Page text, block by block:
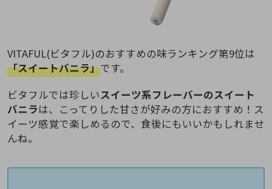
VITAFUL(ビタフル)のおすすめの味ランキング第9位は
「スイートバニラ」です。
ビタフルでは珍しいスイーツ系フレーバーのスイート
バニラは、こってりした甘さが好みの方におすすめ！ス
イーツ感覚で楽しめるので、食後にもいいかもしれませ
んね。